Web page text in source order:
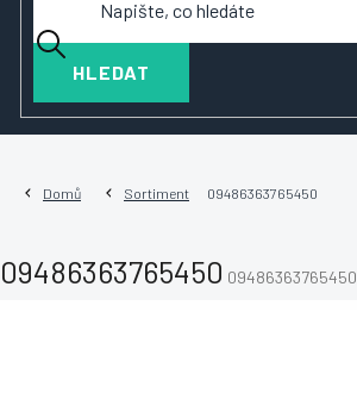
HLEDAT
Domů Sortiment 09486363765450
09486363765450 09486363765450